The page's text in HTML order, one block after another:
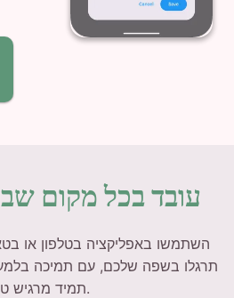
עובד בכל מקום
השתמשו באפליקציה בטלפון או
תמיד מרגיש טבעי.